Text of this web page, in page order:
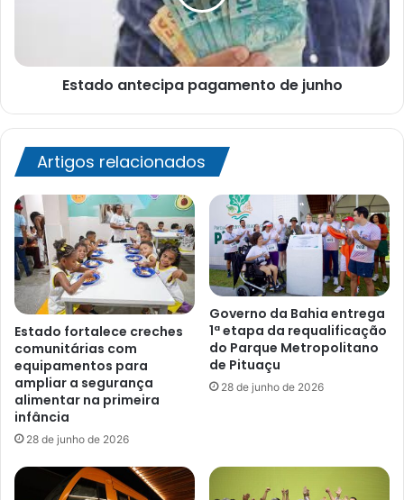
Estado antecipa pagamento de junho
Artigos relacionados
Estado fortalece creches
comunitárias com
equipamentos para
ampliar a segurança
alimentar na primeira
infância
28 de junho de 2026
Governo da Bahia entrega
1ª etapa da requalificação
do Parque Metropolitano
de Pituaçu
28 de junho de 2026